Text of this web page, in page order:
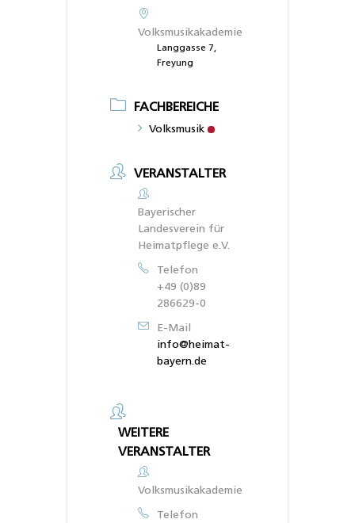
Volksmusikakademie
Langgasse 7,
Freyung
FACHBEREICHE
Volksmusik
VERANSTALTER
Bayerischer
Landesverein für
Heimatpflege e.V.
Telefon
+49 (0)89
286629-0
E-Mail
info@heimat-
bayern.de
WEITERE
VERANSTALTER
Volksmusikakademie
Telefon